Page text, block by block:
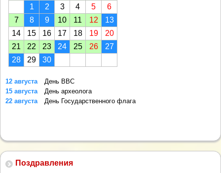
Поздравления
1
2 3 4 5
6
7
8 9 10 11 12
13
14
15 16 17 18 19
20
21
22 23 24 25 26
27
28
29 30
12 августа
День ВВС
15 августа
День археолога
22 августа
День Государственного флага